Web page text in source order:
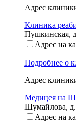
Адрес
Клиника
Пушкинская,
Адрес на
Подробнее о
Адрес
Медицея на
Шумайлова,
Адрес на